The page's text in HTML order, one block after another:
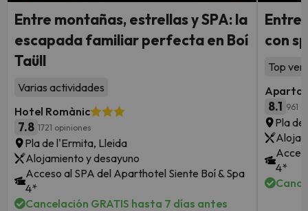
Entre montañas, estrellas y SPA: la
escapada familiar perfecta en Boí
Taüll
Varias actividades
Hotel Romànic
7.8 1721 opiniones
Pla de l'Ermita, Lleida
Alojamiento y desayuno
Acceso al SPA del Aparthotel Siente Boí & Spa
4*
Cancelación GRATIS hasta 7 días antes
Entre
con
Top
8.1 961
Pla
4*